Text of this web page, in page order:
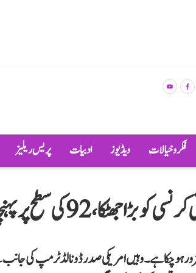
فکر و خیالات ویڈیوز ادبیات پریس ریلیز
92 کی سطح پر پہنچا روپیہ
روپیہ تقریباً 2 فیصد کمزور ہو چکا ہے۔ وہیں امریکی صدر ڈونالڈ